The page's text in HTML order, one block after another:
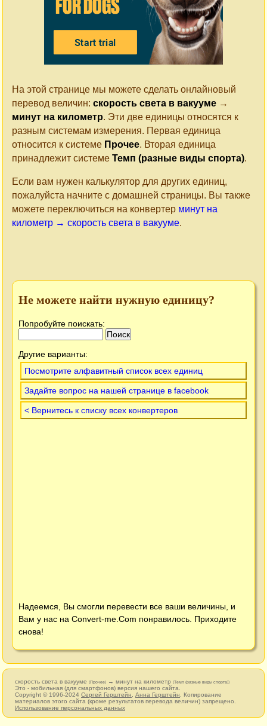
На этой странице мы можете сделать онлайновый
перевод величин: скорость света в вакууме →
минут на километр. Эти две единицы относятся к
разным системам измерения. Первая единица
относится к системе Прочее. Вторая единица
принадлежит системе Темп (разные виды спорта).
Если вам нужен калькулятор для других единиц,
пожалуйста начните с домашней страницы. Вы также
можете переключиться на конвертер минут на
километр → скорость света в вакууме.
Не можете найти нужную единицу?
Попробуйте поискать:
Другие варианты:
Посмотрите алфавитный список всех единиц
Задайте вопрос на нашей странице в facebook
< Вернитесь к списку всех конвертеров
Надеемся, Вы смогли перевести все ваши величины, и
Вам у нас на Convert-me.Com понравилось. Приходите
снова!
скорость света в вакууме (Прочее) → минут на километр (Темп (разные виды спорта))
Это - мобильная (для смартфонов) версия нашего сайта.
Copyright © 1996-2024 Сергей Герштейн Анна Герштейн . Копирование
материалов этого сайта (кроме результатов перевода величин) запрещено.
Использование персональных данных